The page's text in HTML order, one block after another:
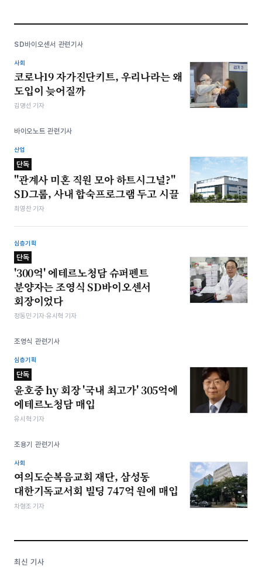
SD바이오센서 관련기사
사회
코로나19 자가진단키트, 우리나라는 왜
도입이 늦어질까
김명선 기자
바이오노트 관련기사
산업
단독
"관계사 미혼 직원 모아 하트시그널?"
SD그룹, 사내 합숙프로그램 두고 시끌
최영찬 기자
심층기획
단독
'300억' 에테르노청담 슈퍼펜트
분양자는 조영식 SD바이오센서
회장이었다
정동민 기자·유시혁 기자
조영식 관련기사
심층기획
단독
윤호중 hy 회장 '국내 최고가' 305억에
에테르노청담 매입
유시혁 기자
조용기 관련기사
사회
여의도순복음교회 재단, 삼성동
대한기독교서회 빌딩 747억 원에 매입
차형조 기자
최신 기사